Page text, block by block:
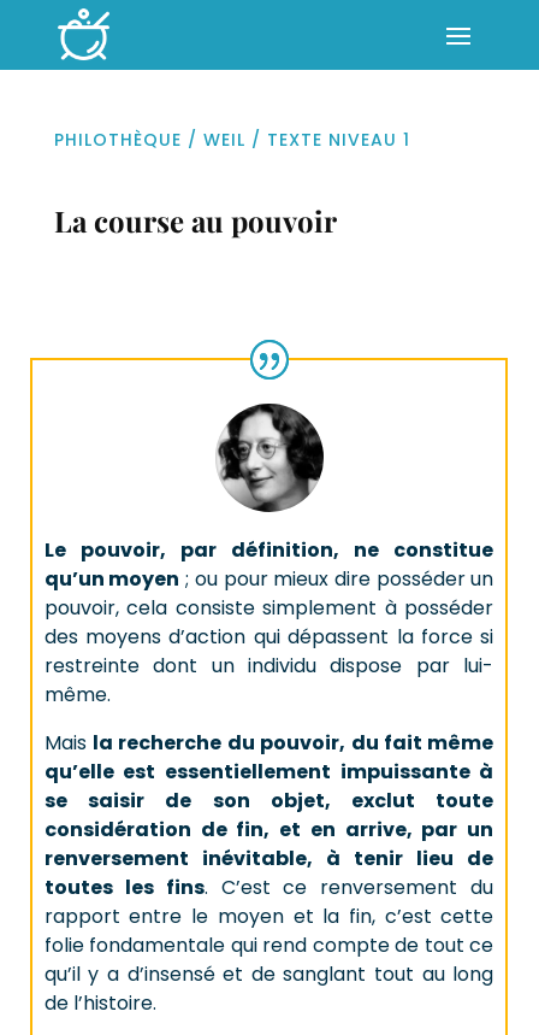
PHILOTHÈQUE / WEIL / TEXTE NIVEAU 1
La course au pouvoir
Le pouvoir, par définition, ne constitue
qu’un moyen ; ou pour mieux dire posséder un
pouvoir, cela consiste simplement à posséder
des moyens d’action qui dépassent la force si
restreinte dont un individu dispose par lui-
même.
Mais la recherche du pouvoir, du fait même
qu’elle est essentiellement impuissante à
se saisir de son objet, exclut toute
considération de fin, et en arrive, par un
renversement inévitable, à tenir lieu de
toutes les fins. C’est ce renversement du
rapport entre le moyen et la fin, c’est cette
folie fondamentale qui rend compte de tout ce
qu’il y a d’insensé et de sanglant tout au long
de l’histoire.